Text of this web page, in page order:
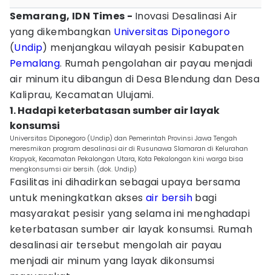
Semarang, IDN Times - Inovasi Desalinasi Air
yang dikembangkan Universitas Diponegoro
(Undip) menjangkau wilayah pesisir Kabupaten
Pemalang. Rumah pengolahan air payau menjadi
air minum itu dibangun di Desa Blendung dan Desa
Kaliprau, Kecamatan Ulujami.
1. Hadapi keterbatasan sumber air layak
konsumsi
Universitas Diponegoro (Undip) dan Pemerintah Provinsi Jawa Tengah
meresmikan program desalinasi air di Rusunawa Slamaran di Kelurahan
Krapyak, Kecamatan Pekalongan Utara, Kota Pekalongan kini warga bisa
mengkonsumsi air bersih. (dok. Undip)
Fasilitas ini dihadirkan sebagai upaya bersama
untuk meningkatkan akses air bersih bagi
masyarakat pesisir yang selama ini menghadapi
keterbatasan sumber air layak konsumsi. Rumah
desalinasi air tersebut mengolah air payau
menjadi air minum yang layak dikonsumsi